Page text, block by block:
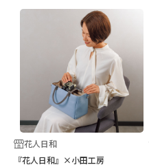
花人日和
『花人日和』×小田工房